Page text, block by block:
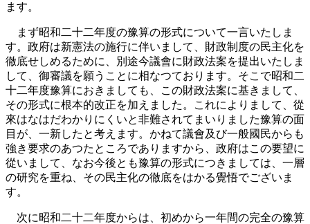
ます。
まず昭和二十二年度の豫算の形式について一言いたしま
す。政府は新憲法の施行に伴いまして、財政制度の民主化を
徹底せしめるために、別途今議會に財政法案を提出いたしま
して、御審議を願うことに相なつております。そこで昭和二
十二年度豫算におきましても、この財政法案に基きまして、
その形式に根本的改正を加えました。これによりまして、從
來はなはだわかりにくいと非難されてまいりました豫算の面
目が、一新したと考えます。かねて議會及び一般國民からも
強き要求のあつたところでありますから、政府はこの要望に
從いまして、なお今後とも豫算の形式につきましては、一層
の研究を重ね、その民主化の徹底をはかる覺悟でございま
す。
次に昭和二十二年度からは、初めから一年間の完全の豫算